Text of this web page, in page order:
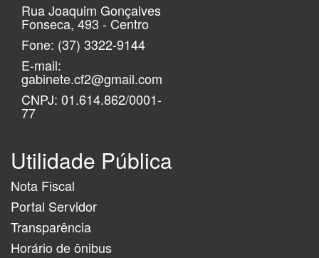
Rua Joaquim Gonçalves
Fonseca, 493 - Centro
Fone: (37) 3322-9144
E-mail:
gabinete.cf2@gmail.com
CNPJ: 01.614.862/0001-
77
Utilidade Pública
Nota Fiscal
Portal Servidor
Transparência
Horário de ônibus